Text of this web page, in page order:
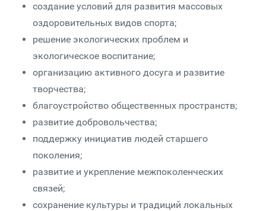
создание условий для развития массовых
оздоровительных видов спорта;
решение экологических проблем и
экологическое воспитание;
организацию активного досуга и развитие
творчества;
благоустройство общественных пространств;
развитие добровольчества;
поддержку инициатив людей старшего
поколения;
развитие и укрепление межпоколенческих
связей;
сохранение культуры и традиций локальных